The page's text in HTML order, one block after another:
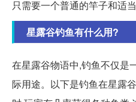
只需要一个普通的竿子和适
星露谷钓鱼有什么用?
在星露谷物语中,钓鱼不仅是
际用途。以下是钓鱼在星露